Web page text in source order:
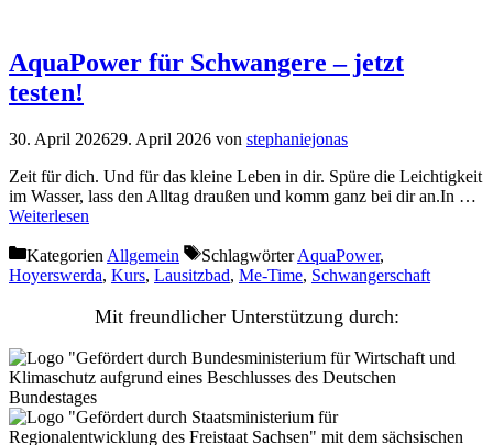
AquaPower für Schwangere – jetzt
testen!
30. April 202629. April 2026 von stephaniejonas
Zeit für dich. Und für das kleine Leben in dir. Spüre die Leichtigkeit
im Wasser, lass den Alltag draußen und komm ganz bei dir an.In …
Weiterlesen
Kategorien Allgemein SchlagwörterAquaPower,
Hoyerswerda, Kurs, Lausitzbad, Me-Time, Schwangerschaft
Mit freundlicher Unterstützung durch: